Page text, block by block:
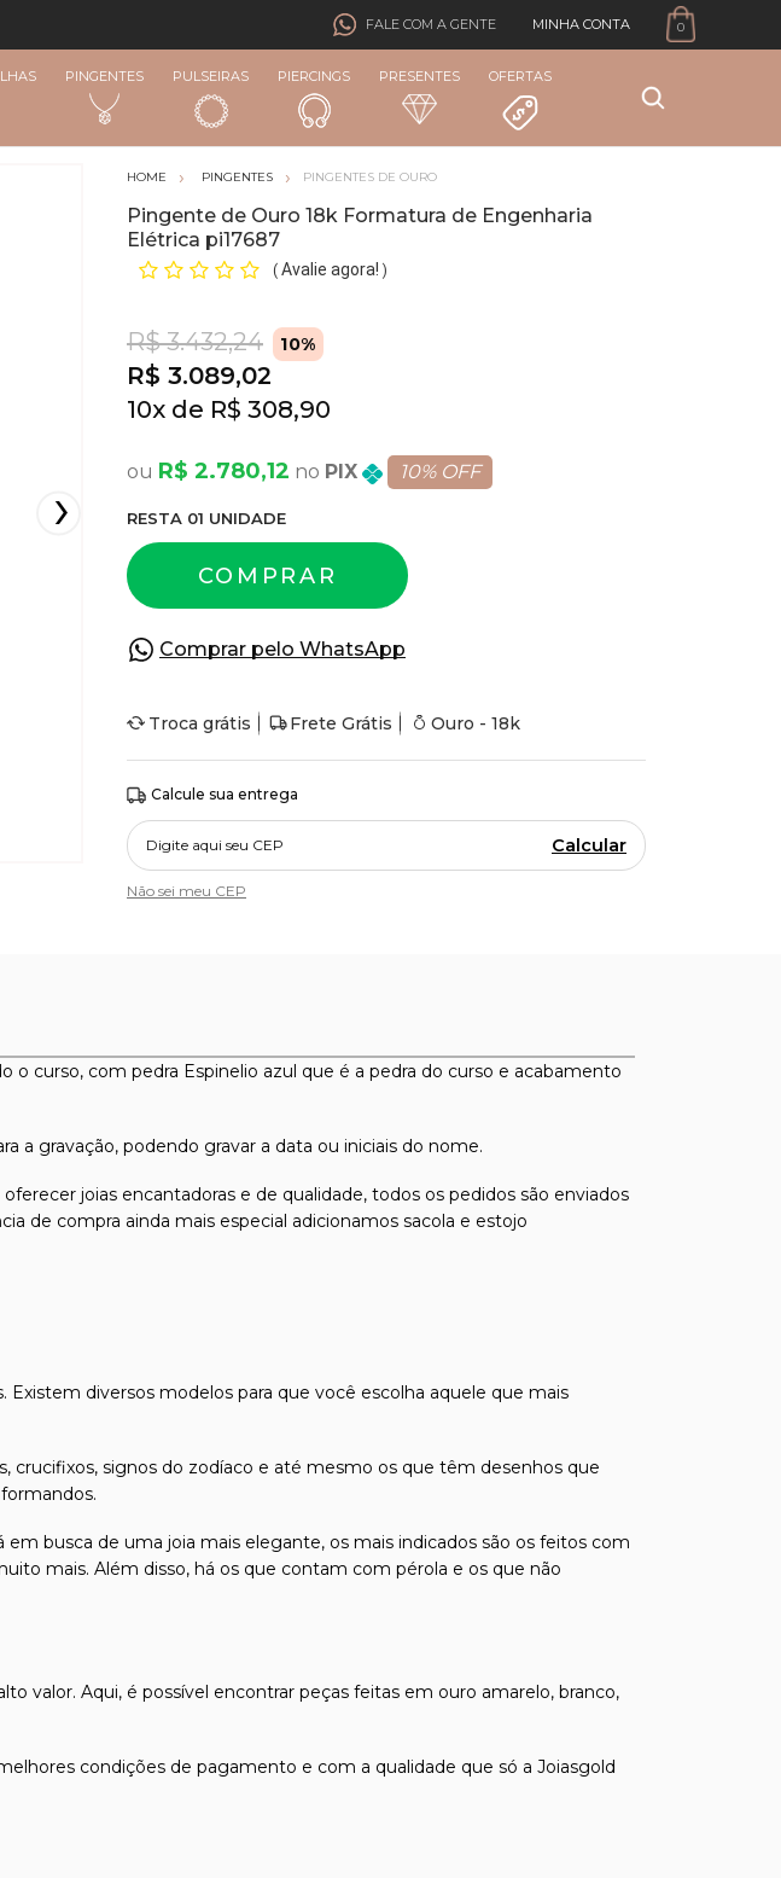
FALE COM A GENTE MINHA CONTA 0
PINGENTES PULSEIRAS PIERCINGS PRESENTES OFERTAS
PINGENTES PINGENTES DE OURO
Pingente de Ouro 18k Formatura de Engenharia
Elétrica pi17687
( Avalie agora! )
R$ 3.432,24 10%
R$ 3.089,02
10x R$ 308,90
R$ 2.780,12 PIX 10% OFF
RESTA 01 UNIDADE
COMPRAR
Comprar pelo WhatsApp
Troca grátis Frete Grátis Ouro - 18k
Calcule sua entrega
Calcular
Não sei meu CEP
curso, com pedra Espinelio azul que é a pedra do curso e acabamento
a gravação, podendo gravar a data ou iniciais do nome.
joias encantadoras e de qualidade, todos os pedidos são enviados
de compra ainda mais especial adicionamos sacola e estojo
diversos modelos para que você escolha aquele que mais
crucifixos, signos do zodíaco e até mesmo os que têm desenhos que
busca de uma joia mais elegante, os mais indicados são os feitos com
mais. Além disso, há os que contam com pérola e os que não
valor. Aqui, é possível encontrar peças feitas em ouro amarelo, branco,
condições de pagamento e com a qualidade que só a Joiasgold